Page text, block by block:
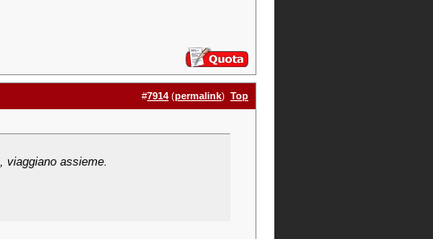
#7914 (permalink) Top
viaggiano assieme.